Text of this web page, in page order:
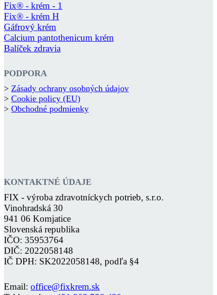
Fix® - krém - 1
Fix® - krém H
Gáfrový krém
Calcium pantothenicum krém
Balíček zdravia
PODPORA
> Zásady ochrany osobných údajov
> Cookie policy (EU)
> Obchodné podmienky
KONTAKTNÉ ÚDAJE
FIX - výroba zdravotníckych potrieb, s.r.o.
Vinohradská 30
941 06 Komjatice
Slovenská republika
IČO: 35953764
DIČ: 2022058148
IČ DPH: SK2022058148, podľa §4
Email: office@fixkrem.sk